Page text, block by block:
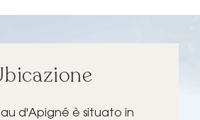
d'Apigné è situato in